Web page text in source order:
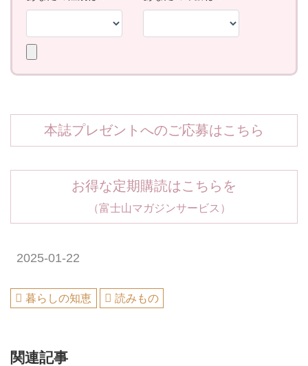
本誌プレゼントへのご応募はこちら
お得な定期購読はこちらを
（富士山マガジンサービス）
2025-01-22
暮らしの知恵 読みもの
関連記事